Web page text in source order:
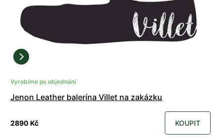
Vyrobíme po objednání
Jenon Leather balerína Villet na zakázku
2890 Kč KOUPIT